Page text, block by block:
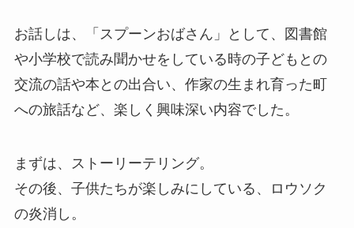
お話しは、「スプーンおばさん」として、図書館
や小学校で読み聞かせをしている時の子どもとの
交流の話や本との出合い、作家の生まれ育った町
への旅話など、楽しく興味深い内容でした。
まずは、ストーリーテリング。
その後、子供たちが楽しみにしている、ロウソク
の炎消し。